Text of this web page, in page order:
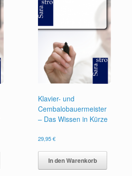
Klavier- und
Cembalobauermeister
– Das Wissen in Kürze
29,95€
In den Warenkorb